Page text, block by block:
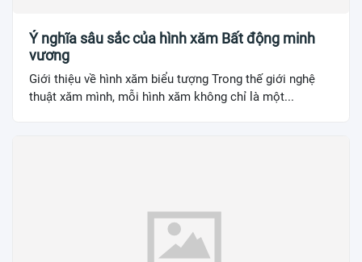
Ý nghĩa sâu sắc của hình xăm Bất động minh
vương
Giới thiệu về hình xăm biểu tượng Trong thế giới nghệ
thuật xăm mình, mỗi hình xăm không chỉ là một...